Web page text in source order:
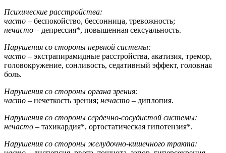
Психические расстройства:
часто – беспокойство, бессонница, тревожность;
нечасто – депрессия*, повышенная сексуальность.
Нарушения со стороны нервной системы:
часто – экстрапирамидные расстройства, акатизия, тремор,
головокружение, сонливость, седативный эффект, головная
боль.
Нарушения со стороны органа зрения:
часто – нечеткость зрения; нечасто – диплопия.
Нарушения со стороны сердечно-сосудистой системы:
нечасто – тахикардия*, ортостатическая гипотензия*.
Нарушения со стороны желудочно-кишечного тракта: